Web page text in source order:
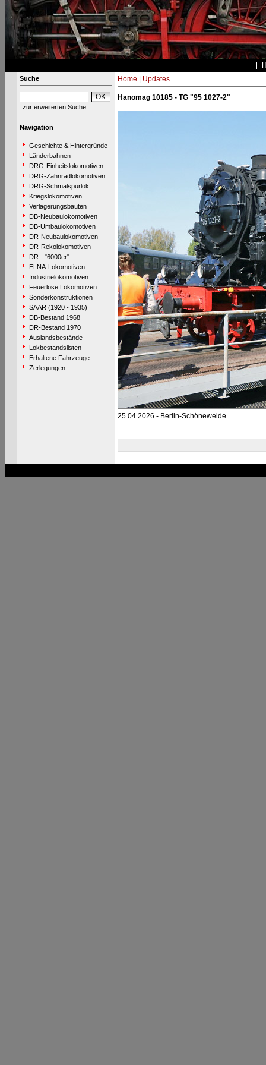
Suche
zur erweiterten Suche
Navigation
Geschichte & Hintergründe
Länderbahnen
DRG-Einheitslokomotiven
DRG-Zahnradlokomotiven
DRG-Schmalspurlok.
Kriegslokomotiven
Verlagerungsbauten
DB-Neubaulokomotiven
DB-Umbaulokomotiven
DR-Neubaulokomotiven
DR-Rekolokomotiven
DR - "6000er"
ELNA-Lokomotiven
Industrielokomotiven
Feuerlose Lokomotiven
Sonderkonstruktionen
SAAR (1920 - 1935)
DB-Bestand 1968
DR-Bestand 1970
Auslandsbestände
Lokbestandslisten
Erhaltene Fahrzeuge
Zerlegungen
Home Updates
Hanomag 10185 - TG "95 1027-2"
25.04.2026 - Berlin-Schöneweide